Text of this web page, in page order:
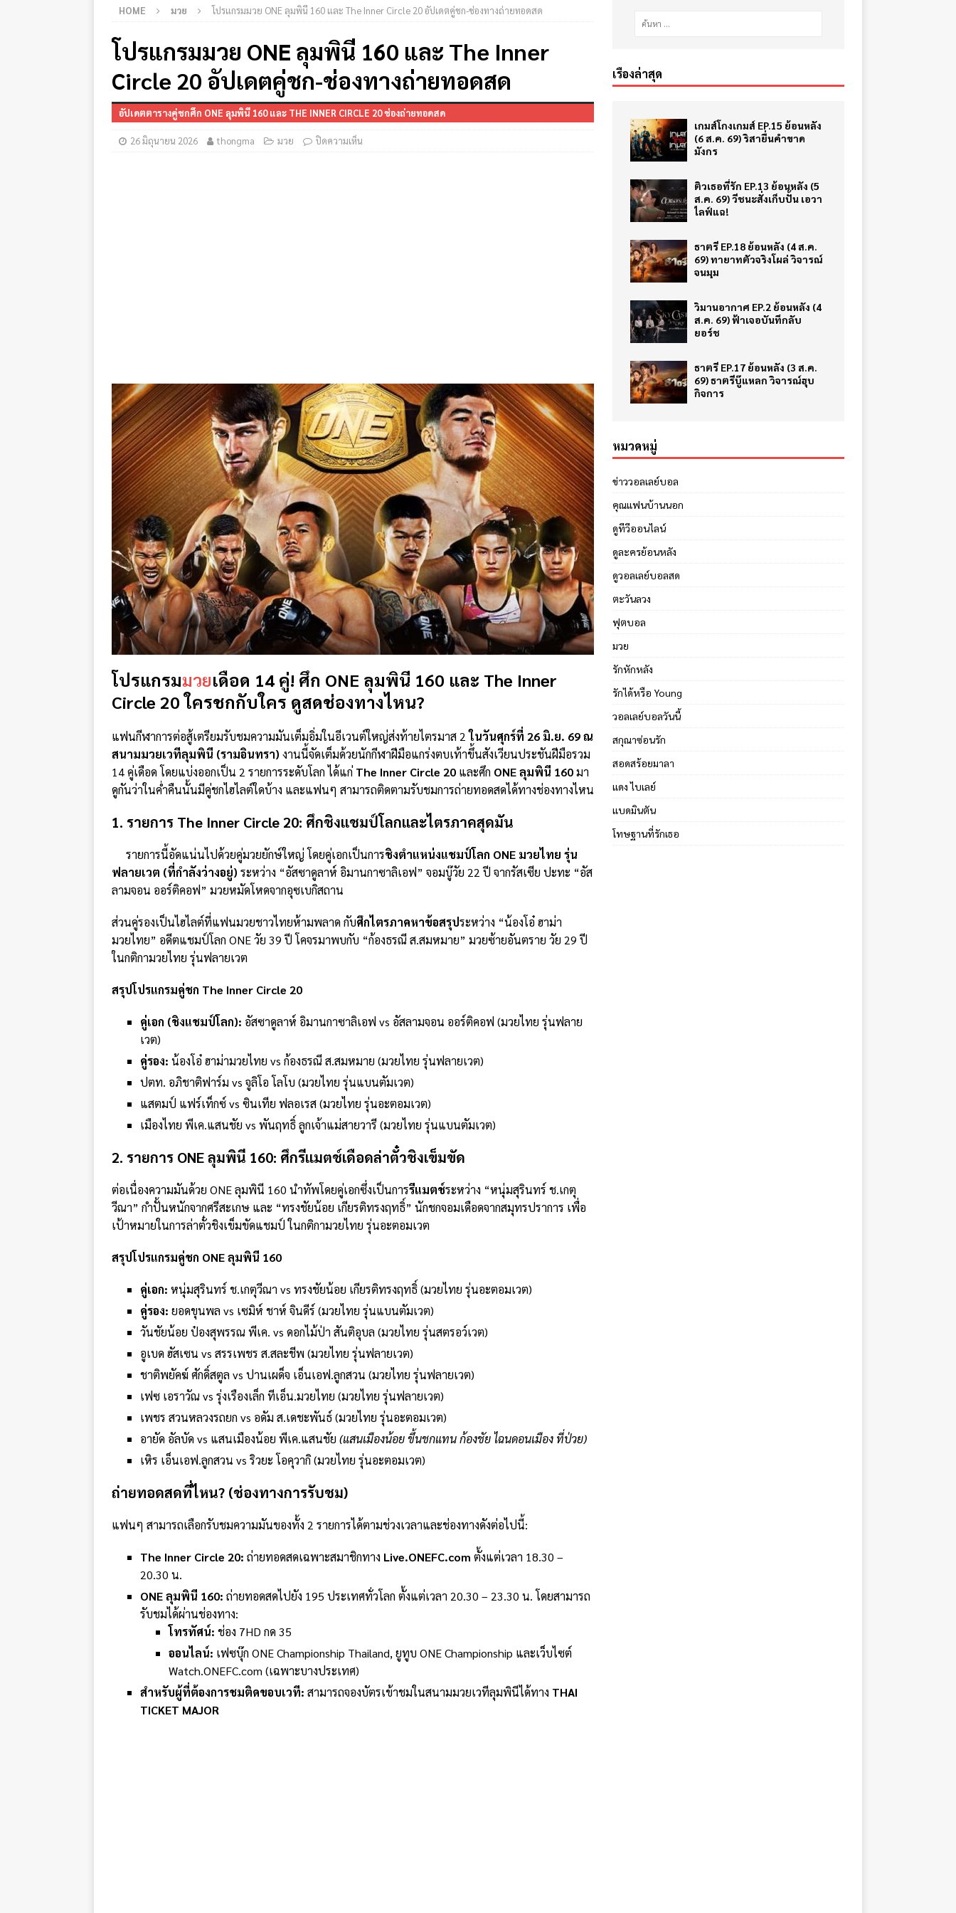
HOME มวย โปรแกรมมวย ONE ลุมพินี 160 และ The Inner Circle 20 อัปเดตคู่ชก-ช่องทางถ่ายทอดสด
โปรแกรมมวย ONE ลุมพินี 160 และ The Inner
Circle 20 อัปเดตคู่ชก-ช่องทางถ่ายทอดสด
อัปเดตตารางคู่ชกศึก ONE ลุมพินี 160 และ THE INNER CIRCLE 20 ช่องถ่ายทอดสด
26 มิถุนายน 2026 thongma มวย ปิดความเห็น
โปรแกรมมวยเดือด 14 คู่! ศึก ONE ลุมพินี 160 และ The Inner
Circle 20 ใครชกกับใคร ดูสดช่องทางไหน?
แฟนกีฬาการต่อสู้เตรียมรับชมความมันเต็มอิ่มในอีเวนต์ใหญ่ส่งท้ายไตรมาส 2ในวันศุกร์ที่ 26 มิ.ย. 69 ณ
สนามมวยเวทีลุมพินี (รามอินทรา) งานนี้จัดเต็มด้วยนักกีฬาฝีมือแกร่งตบเท้าขึ้นสังเวียนประชันฝีมือรวม
14 คู่เดือด โดยแบ่งออกเป็น 2 รายการระดับโลก ได้แก่ The Inner Circle 20 และศึก ONE ลุมพินี 160มา
ดูกันว่าในค่ำคืนนั้นมีคู่ชกไฮไลต์ใดบ้าง และแฟนๆ สามารถติดตามรับชมการถ่ายทอดสดได้ทางช่องทางไหน
1. รายการ The Inner Circle 20: ศึกชิงแชมป์โลกและไตรภาคสุดมัน
รายการนี้อัดแน่นไปด้วยคู่มวยยักษ์ใหญ่ โดยคู่เอกเป็นการชิงตำแหน่งแชมป์โลก ONE มวยไทย รุ่น
ฟลายเวต (ที่กำลังว่างอยู่) ระหว่าง “อัสซาดูลาห์ อิมานกาซาลิเอฟ” จอมบู๊วัย 22 ปี จากรัสเซีย ปะทะ “อัส
ลามจอน ออร์ติคอฟ” มวยหมัดโหดจากอุซเบกิสถาน
ส่วนคู่รองเป็นไฮไลต์ที่แฟนมวยชาวไทยห้ามพลาด กับศึกไตรภาคหาข้อสรุประหว่าง “น้องโอ๋ ฮาม่า
มวยไทย” อดีตแชมป์โลก ONE วัย 39 ปี โคจรมาพบกับ “ก้องธรณี ส.สมหมาย” มวยซ้ายอันตราย วัย 29 ปี
ในกติกามวยไทย รุ่นฟลายเวต
สรุปโปรแกรมคู่ชก The Inner Circle 20
คู่เอก (ชิงแชมป์โลก): อัสซาดูลาห์ อิมานกาซาลิเอฟ vs อัสลามจอน ออร์ติคอฟ (มวยไทย รุ่นฟลาย
เวต)
คู่รอง: น้องโอ๋ ฮาม่ามวยไทย vs ก้องธรณี ส.สมหมาย (มวยไทย รุ่นฟลายเวต)
ปตท. อภิชาติฟาร์ม vs จูลิโอ โลโบ (มวยไทย รุ่นแบนตัมเวต)
แสตมป์ แฟร์เท็กซ์ vs ซินเทีย ฟลอเรส (มวยไทย รุ่นอะตอมเวต)
เมืองไทย พีเค.แสนชัย vs พันฤทธิ์ ลูกเจ้าแม่สายวารี (มวยไทย รุ่นแบนตัมเวต)
2. รายการ ONE ลุมพินี 160: ศึกรีแมตช์เดือดล่าตั๋วชิงเข็มขัด
ต่อเนื่องความมันด้วย ONE ลุมพินี 160 นำทัพโดยคู่เอกซึ่งเป็นการรีแมตช์ระหว่าง “หนุ่มสุรินทร์ ช.เกตุ
วีณา” กำปั้นหนักจากศรีสะเกษ และ “ทรงชัยน้อย เกียรติทรงฤทธิ์” นักชกจอมเดือดจากสมุทรปราการ เพื่อ
เป้าหมายในการล่าตั๋วชิงเข็มขัดแชมป์ ในกติกามวยไทย รุ่นอะตอมเวต
สรุปโปรแกรมคู่ชก ONE ลุมพินี 160
คู่เอก: หนุ่มสุรินทร์ ช.เกตุวีณา vs ทรงชัยน้อย เกียรติทรงฤทธิ์ (มวยไทย รุ่นอะตอมเวต)
คู่รอง: ยอดขุนพล vs เซมิห์ ชาห์ จินดีร์ (มวยไทย รุ่นแบนตัมเวต)
วันชัยน้อย ป๋องสุพรรณ พีเค. vs ดอกไม้ป่า สันติอุบล (มวยไทย รุ่นสตรอว์เวต)
อูเบด ฮัสเซน vs สรรเพชร ส.สละชีพ (มวยไทย รุ่นฟลายเวต)
ชาติพยัคฆ์ ศักดิ์สตูล vs ปานเผด็จ เอ็นเอฟ.ลูกสวน (มวยไทย รุ่นฟลายเวต)
เฟซ เอราวัณ vs รุ่งเรืองเล็ก ทีเอ็น.มวยไทย (มวยไทย รุ่นฟลายเวต)
เพชร สวนหลวงรถยก vs อดัม ส.เดชะพันธ์ (มวยไทย รุ่นอะตอมเวต)
อายัด อัลบัด vs แสนเมืองน้อย พีเค.แสนชัย (แสนเมืองน้อย ขึ้นชกแทน ก้องชัย ไฉนดอนเมือง ที่ป่วย)
เหิร เอ็นเอฟ.ลูกสวน vs ริวยะ โอคุวากิ (มวยไทย รุ่นอะตอมเวต)
ถ่ายทอดสดที่ไหน? (ช่องทางการรับชม)
แฟนๆ สามารถเลือกรับชมความมันของทั้ง 2 รายการได้ตามช่วงเวลาและช่องทางดังต่อไปนี้:
The Inner Circle 20: ถ่ายทอดสดเฉพาะสมาชิกทาง Live.ONEFC.com ตั้งแต่เวลา 18.30 –
20.30 น.
ONE ลุมพินี 160: ถ่ายทอดสดไปยัง 195 ประเทศทั่วโลก ตั้งแต่เวลา 20.30 – 23.30 น. โดยสามารถ
รับชมได้ผ่านช่องทาง:
โทรทัศน์: ช่อง 7HD กด 35
ออนไลน์: เฟซบุ๊ก ONE Championship Thailand, ยูทูบ ONE Championship และเว็บไซต์
Watch.ONEFC.com (เฉพาะบางประเทศ)
สำหรับผู้ที่ต้องการชมติดขอบเวที: สามารถจองบัตรเข้าชมในสนามมวยเวทีลุมพินีได้ทาง THAI
TICKET MAJOR
เรื่องล่าสุด
เกมส์โกงเกมส์ EP.15 ย้อนหลัง
(6 ส.ค. 69) ริสายื่นคำขาด
มังกร
ติวเธอที่รัก EP.13 ย้อนหลัง (5
ส.ค. 69) วีชนะสั่งเก็บปั้น เอวา
ไลฟ์แฉ!
ธาตรี EP.18 ย้อนหลัง (4 ส.ค.
69) ทายาทตัวจริงโผล่ วิจารณ์
จนมุม
วิมานอากาศ EP.2 ย้อนหลัง (4
ส.ค. 69) ฟ้าเจอบันทึกลับ
ยอร์ช
ธาตรี EP.17 ย้อนหลัง (3 ส.ค.
69) ธาตรีบู๊แหลก วิจารณ์ฮุบ
กิจการ
หมวดหมู่
ข่าววอลเลย์บอล
คุณแฟนบ้านนอก
ดูทีวีออนไลน์
ดูละครย้อนหลัง
ดูวอลเลย์บอลสด
ตะวันลวง
ฟุตบอล
มวย
รักหักหลัง
รักได้หรือ Young
วอลเลย์บอลวันนี้
สกุณาซ่อนรัก
สอดสร้อยมาลา
แดง ไบเลย์
แบดมินตัน
โทษฐานที่รักเธอ